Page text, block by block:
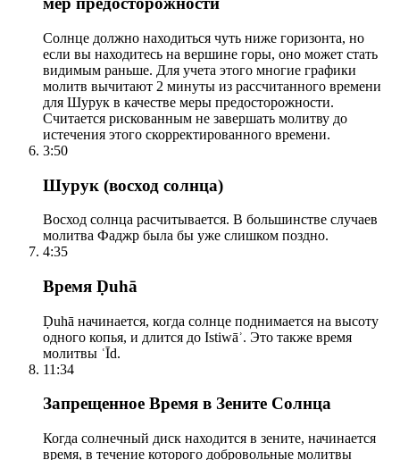
Солнце должно находиться чуть ниже горизонта, но
если вы находитесь на вершине горы, оно может стать
видимым раньше. Для учета этого многие графики
молитв вычитают 2 минуты из рассчитанного времени
для Шурук в качестве меры предосторожности.
Считается рискованным не завершать молитву до
истечения этого скорректированного времени.
3:50
Шурук (восход солнца)
Восход солнца расчитывается. В большинстве случаев
молитва Фаджр была бы уже слишком поздно.
4:35
Время Ḍuhā
Ḍuhā начинается, когда солнце поднимается на высоту
одного копья, и длится до Istiwāʾ. Это также время
молитвы ʿĪd.
11:34
Запрещенное Время в Зените Солнца
Когда солнечный диск находится в зените, начинается
время, в течение которого добровольные молитвы